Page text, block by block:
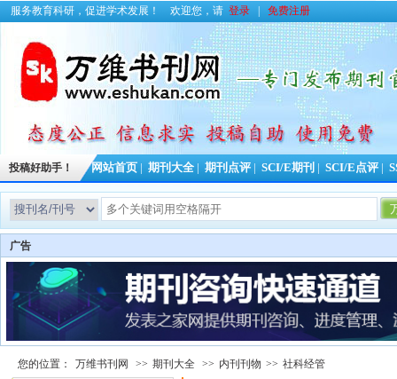
服务教育科研，促进学术发展！ 欢迎您，请 登录 免费注册
投稿好助手！ 网站首页 期刊大全 期刊点评 SCI/E期刊 SCI/E点评
今日更新
广告
您的位置： 万维书刊网 >> 期刊大全 >> 内刊刊物 >> 社科经管